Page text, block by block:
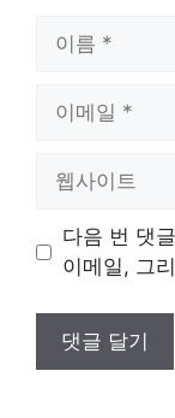
트
다음 번 댓
이메일, 그